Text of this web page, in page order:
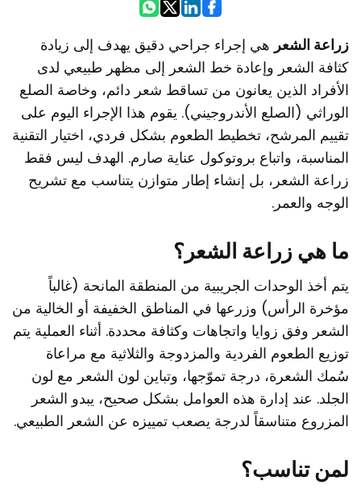
زراعة الشعر هي إجراء جراحي دقيق يهدف إلى زيادة
كثافة الشعر وإعادة خط الشعر إلى مظهر طبيعي لدى
الأفراد الذين يعانون من تساقط شعر دائم، وخاصة الصلع
الوراثي (الصلع الأندروجيني). يقوم هذا الإجراء اليوم على
تقييم المرشح، تخطيط الطعوم بشكل فردي، اختيار التقنية
المناسبة، واتباع بروتوكول عناية صارم. الهدف ليس فقط
زراعة الشعر، بل إنشاء إطار متوازن يتناسب مع تشريح
الوجه والعمر.
ما هي زراعة الشعر؟
يتم أخذ الوحدات الجريبية من المنطقة المانحة (غالباً
مؤخرة الرأس) وزرعها في المناطق الخفيفة أو الخالية من
الشعر وفق زوايا واتجاهات وكثافة محددة. أثناء العملية يتم
توزيع الطعوم الفردية والمزدوجة والثلاثية مع مراعاة
سُمك الشعرة، درجة تموّجها، وتباين لون الشعر مع لون
الجلد. عند إدارة هذه العوامل بشكل صحيح، يبدو الشعر
المزروع متناسقاً لدرجة يصعب تمييزه عن الشعر الطبيعي.
لمن تناسب؟